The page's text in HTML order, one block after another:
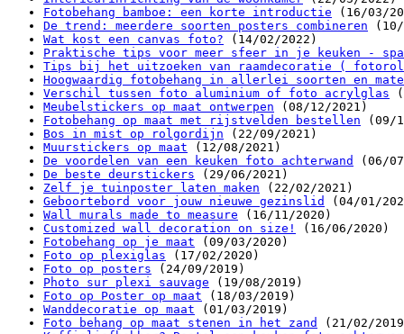
Fotobehang bamboe: een korte introductie
(16/03/
De trend: meerdere soorten posters combineren
Wat kost een canvas foto?
(14/02/2022)
Praktische tips voor meer sfeer in je keuken -
Tips bij het uitzoeken van raamdecoratie (
Hoogwaardig fotobehang in allerlei soorten en
Verschil tussen foto aluminium of foto acrylglas
Meubelstickers op maat ontwerpen
(08/12/2021)
Fotobehang op maat met rijstvelden bestellen
(09/
Bos in mist op rolgordijn
(22/09/2021)
Muurstickers op maat
(12/08/2021)
De voordelen van een keuken foto achterwand
(06/
De beste deurstickers
(29/06/2021)
Zelf je tuinposter laten maken
(22/02/2021)
Geboortebord voor jouw nieuwe gezinslid
(04/01/
Wall murals made to measure
(16/11/2020)
Customized wall decoration on size!
(16/06/2020)
Fotobehang op je maat
(09/03/2020)
Foto op plexiglas
(17/02/2020)
Foto op posters
(24/09/2019)
Photo sur plexi sauvage
(19/08/2019)
Foto op Poster op maat
(18/03/2019)
Wanddecoratie op maat
(01/03/2019)
Foto behang op maat stenen in het zand
(21/02/